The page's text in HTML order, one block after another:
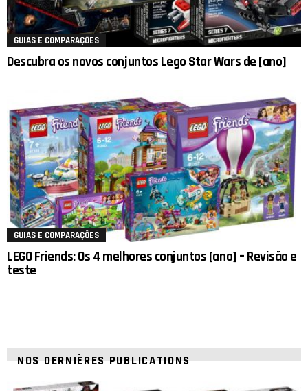
GUIAS E COMPARAÇÕES
Descubra os novos conjuntos Lego Star Wars de [ano]
GUIAS E COMPARAÇÕES
LEGO Friends: Os 4 melhores conjuntos [ano] – Revisão e
teste
NOS DERNIÈRES PUBLICATIONS